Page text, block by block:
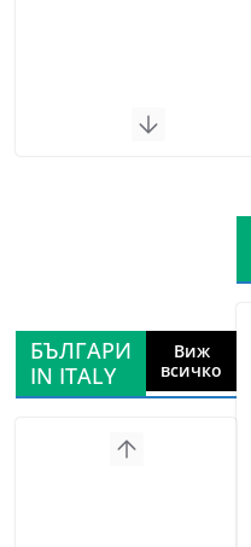
БЪЛГАРИ
IN ITALY
Виж
всичко